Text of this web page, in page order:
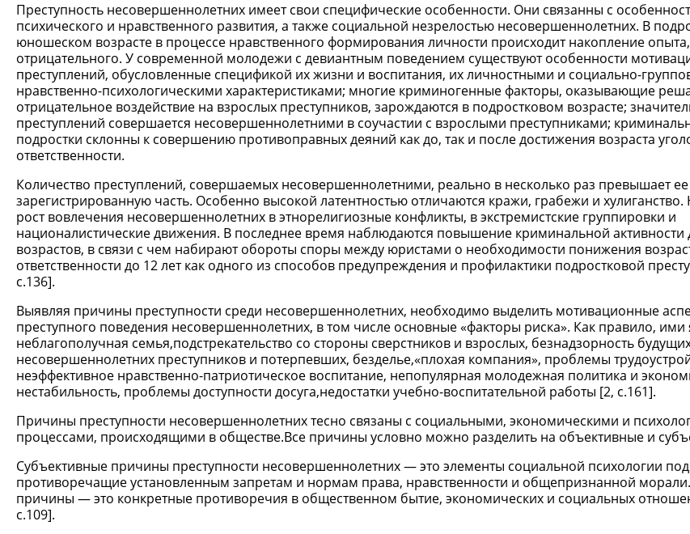
Преступность несовершеннолетних имеет свои специфические особенности. Они связанны с
психического и нравственного развития, а также социальной незрелостью несовершеннолетних. В
юношеском возрасте в процессе нравственного формирования личности происходит накопление
отрицательного. У современной молодежи с девиантным поведением существуют особенности
преступлений, обусловленные спецификой их жизни и воспитания, их личностными и социально-
нравственно-психологическими характеристиками; многие криминогенные факторы, оказывающие
отрицательное воздействие на взрослых преступников, зарождаются в подростковом возрасте;
преступлений совершается несовершеннолетними в соучастии с взрослыми преступниками;
подростки склонны к совершению противоправных деяний как до, так и после достижения возраста
ответственности.
Количество преступлений, совершаемых несовершеннолетними, реально в несколько раз превышает ее
зарегистрированную часть. Особенно высокой латентностью отличаются кражи, грабежи и хулиганство.
рост вовлечения несовершеннолетних в этнорелигиозные конфликты, в экстремистские группировки и
националистические движения. В последнее время наблюдаются повышение криминальной активности
возрастов, в связи с чем набирают обороты споры между юристами о необходимости понижения
ответственности до 12 лет как одного из способов предупреждения и профилактики подростковой
с.136].
Выявляя причины преступности среди несовершеннолетних, необходимо выделить мотивационные
преступного поведения несовершеннолетних, в том числе основные «факторы риска». Как правило, ими
неблагополучная семья,подстрекательство со стороны сверстников и взрослых, безнадзорность
несовершеннолетних преступников и потерпевших, безделье,«плохая компания», проблемы
неэффективное нравственно-патриотическое воспитание, непопулярная молодежная политика и
нестабильность, проблемы доступности досуга,недостатки учебно-воспитательной работы [2, с.161].
Причины преступности несовершеннолетних тесно связаны с социальными, экономическими и
процессами, происходящими в обществе.Все причины условно можно разделить на объективные и
Субъективные причины преступности несовершеннолетних — это элементы социальной психологии
противоречащие установленным запретам и нормам права, нравственности и общепризнанной
причины — это конкретные противоречия в общественном бытие, экономических и социальных
с.109].